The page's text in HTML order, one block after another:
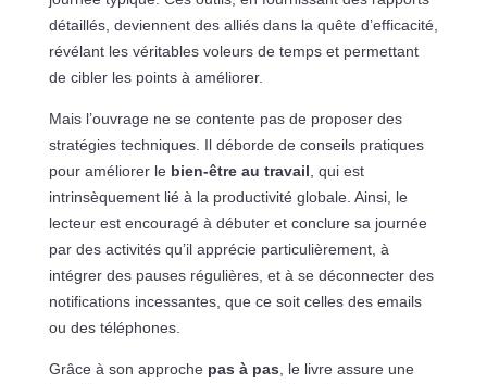
détaillés, deviennent des alliés dans la quête d’efficacité,
révélant les véritables voleurs de temps et permettant
de cibler les points à améliorer.
Mais l’ouvrage ne se contente pas de proposer des
stratégies techniques. Il déborde de conseils pratiques
pour améliorer le bien-être au travail , qui est
intrinsèquement lié à la productivité globale. Ainsi, le
lecteur est encouragé à débuter et conclure sa journée
par des activités qu’il apprécie particulièrement, à
intégrer des pauses régulières, et à se déconnecter des
notifications incessantes, que ce soit celles des emails
ou des téléphones.
Grâce à son approche pas à pas , le livre assure une